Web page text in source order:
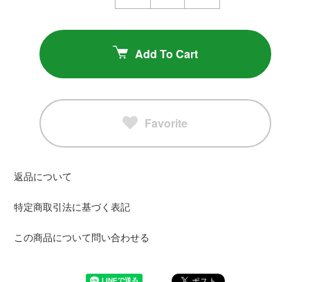
Add To Cart
Favorite
返品について
特定商取引法に基づく表記
この商品について問い合わせる